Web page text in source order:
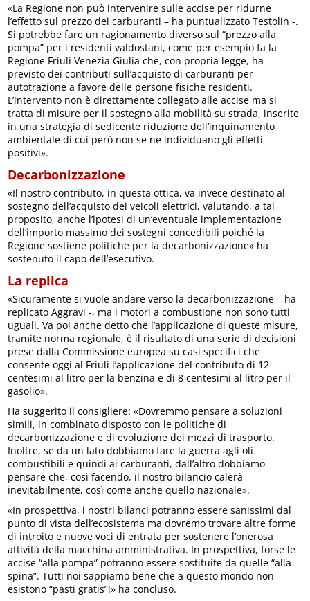
«La Regione non può intervenire sulle accise per ridurne
l’effetto sul prezzo dei carburanti – ha puntualizzato Testolin -.
Si potrebbe fare un ragionamento diverso sul “prezzo alla
pompa” per i residenti valdostani, come per esempio fa la
Regione Friuli Venezia Giulia che, con propria legge, ha
previsto dei contributi sull’acquisto di carburanti per
autotrazione a favore delle persone fisiche residenti.
L’intervento non è direttamente collegato alle accise ma si
tratta di misure per il sostegno alla mobilità su strada, inserite
in una strategia di sedicente riduzione dell’inquinamento
ambientale di cui però non se ne individuano gli effetti
positivi».
Decarbonizzazione
«Il nostro contributo, in questa ottica, va invece destinato al
sostegno dell’acquisto dei veicoli elettrici, valutando, a tal
proposito, anche l’ipotesi di un’eventuale implementazione
dell’importo massimo dei sostegni concedibili poiché la
Regione sostiene politiche per la decarbonizzazione» ha
sostenuto il capo dell’esecutivo.
La replica
«Sicuramente si vuole andare verso la decarbonizzazione – ha
replicato Aggravi -, ma i motori a combustione non sono tutti
uguali. Va poi anche detto che l’applicazione di queste misure,
tramite norma regionale, è il risultato di una serie di decisioni
prese dalla Commissione europea su casi specifici che
consente oggi al Friuli l’applicazione del contributo di 12
centesimi al litro per la benzina e di 8 centesimi al litro per il
gasolio».
Ha suggerito il consigliere: «Dovremmo pensare a soluzioni
simili, in combinato disposto con le politiche di
decarbonizzazione e di evoluzione dei mezzi di trasporto.
Inoltre, se da un lato dobbiamo fare la guerra agli oli
combustibili e quindi ai carburanti, dall’altro dobbiamo
pensare che, così facendo, il nostro bilancio calerà
inevitabilmente, così come anche quello nazionale».
«In prospettiva, i nostri bilanci potranno essere sanissimi dal
punto di vista dell’ecosistema ma dovremo trovare altre forme
di introito e nuove voci di entrata per sostenere l’onerosa
attività della macchina amministrativa. In prospettiva, forse le
accise “alla pompa” potranno essere sostituite da quelle “alla
spina”. Tutti noi sappiamo bene che a questo mondo non
esistono “pasti gratis”!» ha concluso.